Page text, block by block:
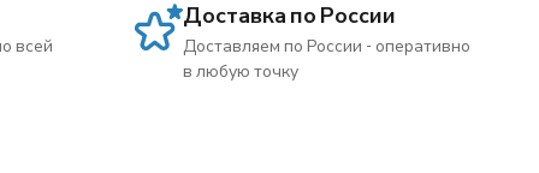
всей
Доставка по России
Доставляем по России - оперативно
в любую точку